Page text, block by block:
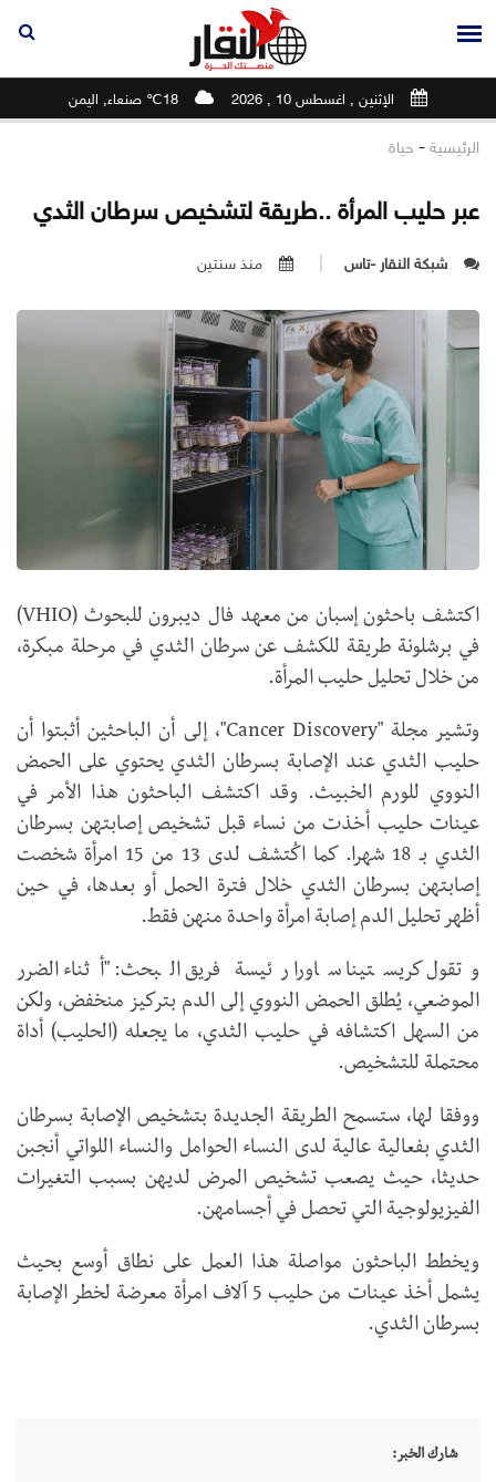
الإثنين , اغسطس 10 , 2026 18℃ صنعاء, اليمن
الرئيسية - حياة
عبر حليب المرأة ..طريقة لتشخيص سرطان الثدي
شبكة النقار -تاس منذ سنتين
اكتشف باحثون إسبان من معهد فال ديبرون للبحوث (VHIO)
في برشلونة طريقة للكشف عن سرطان الثدي في مرحلة مبكرة،
من خلال تحليل حليب المرأة.
وتشير مجلة "Cancer Discovery"، إلى أن الباحثين أثبتوا أن
حليب الثدي عند الإصابة بسرطان الثدي يحتوي على الحمض
النووي للورم الخبيث. وقد اكتشف الباحثون هذا الأمر في
عينات حليب أخذت من نساء قبل تشخيص إصابتهن بسرطان
الثدي بـ 18 شهرا. كما اكُتشف لدى 13 من 15 امرأة شخصت
إصابتهن بسرطان الثدي خلال فترة الحمل أو بعدها، في حين
أظهر تحليل الدم إصابة امرأة واحدة منهن فقط.
وتقول كريستينا ساورا رئيسة فريق البحث: "أثناء الضرر
الموضعي، يُطلق الحمض النووي إلى الدم بتركيز منخفض، ولكن
من السهل اكتشافه في حليب الثدي، ما يجعله (الحليب) أداة
محتملة للتشخيص.
ووفقا لها، ستسمح الطريقة الجديدة بتشخيص الإصابة بسرطان
الثدي بفعالية عالية لدى النساء الحوامل والنساء اللواتي أنجبن
حديثا، حيث يصعب تشخيص المرض لديهن بسبب التغيرات
الفيزيولوجية التي تحصل في أجسامهن.
ويخطط الباحثون مواصلة هذا العمل على نطاق أوسع بحيث
يشمل أخذ عينات من حليب 5 آلاف امرأة معرضة لخطر الإصابة
بسرطان الثدي.
شارك الخبر: